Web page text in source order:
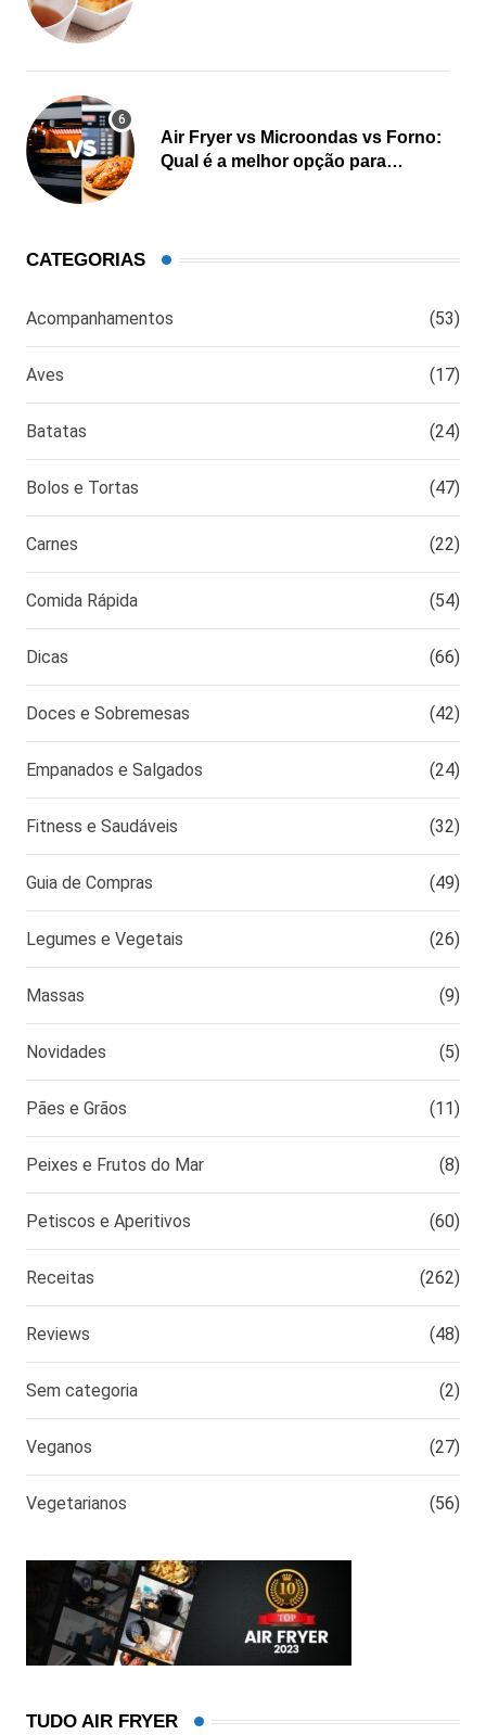
Air Fryer vs Microondas vs Forno:
Qual é a melhor opção para
CATEGORIAS
Acompanhamentos (53)
Aves (17)
Batatas (24)
Bolos e Tortas (47)
Carnes (22)
Comida Rápida (54)
Dicas (66)
Doces e Sobremesas (42)
Empanados e Salgados (24)
Fitness e Saudáveis (32)
Guia de Compras (49)
Legumes e Vegetais (26)
Massas (9)
Novidades (5)
Pães e Grãos (11)
Peixes e Frutos do Mar (8)
Petiscos e Aperitivos (60)
Receitas (262)
Reviews (48)
Sem categoria (2)
Veganos (27)
Vegetarianos (56)
TUDO AIR FRYER